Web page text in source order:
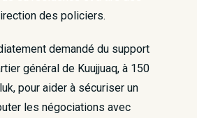
des policiers.
demandé du support
général de Kuujjuaq, à 150
pour aider à sécuriser un
les négociations avec